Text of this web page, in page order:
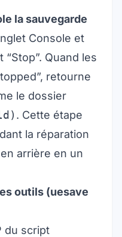
la sauvegarde
Console et
Quand les
retourne
le dossier
. Cette étape
la réparation
arrière en un
outils (uesave
du script